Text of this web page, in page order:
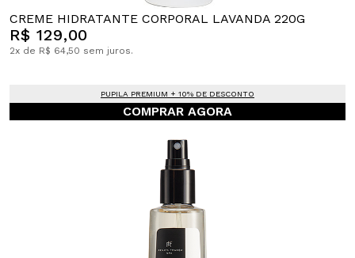
CREME HIDRATANTE CORPORAL LAVANDA 220G
R$ 129,00
2x de R$ 64,50 sem juros.
PUPILA PREMIUM + 10% DE DESCONTO
COMPRAR AGORA